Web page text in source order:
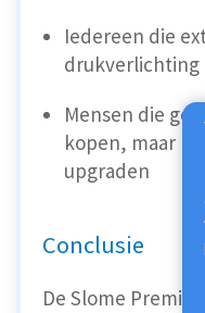
Iedereen die
drukverlichting
Mensen die
kopen, maar
upgraden
Conclusie
De Slome